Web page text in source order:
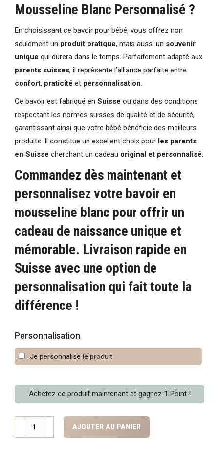
Mousseline Blanc Personnalisé ?
En choisissant ce bavoir pour bébé, vous offrez non
seulement un produit pratique, mais aussi un souvenir
unique qui durera dans le temps. Parfaitement adapté aux
parents suisses, il représente l’alliance parfaite entre
confort, praticité et personnalisation.
Ce bavoir est fabriqué en Suisse ou dans des conditions
respectant les normes suisses de qualité et de sécurité,
garantissant ainsi que votre bébé bénéficie des meilleurs
produits. Il constitue un excellent choix pour les parents
en Suisse cherchant un cadeau original et personnalisé.
Commandez dès maintenant et
personnalisez votre bavoir en
mousseline blanc pour offrir un
cadeau de naissance unique et
mémorable. Livraison rapide en
Suisse avec une option de
personnalisation qui fait toute la
différence !
Personnalisation
Je personnalise le produit
Achetez ce produit maintenant et gagnez 1 Point !
quantité
de
AJOUTER AU PANIER